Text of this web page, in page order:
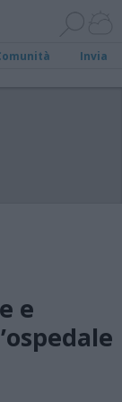
Invia
e